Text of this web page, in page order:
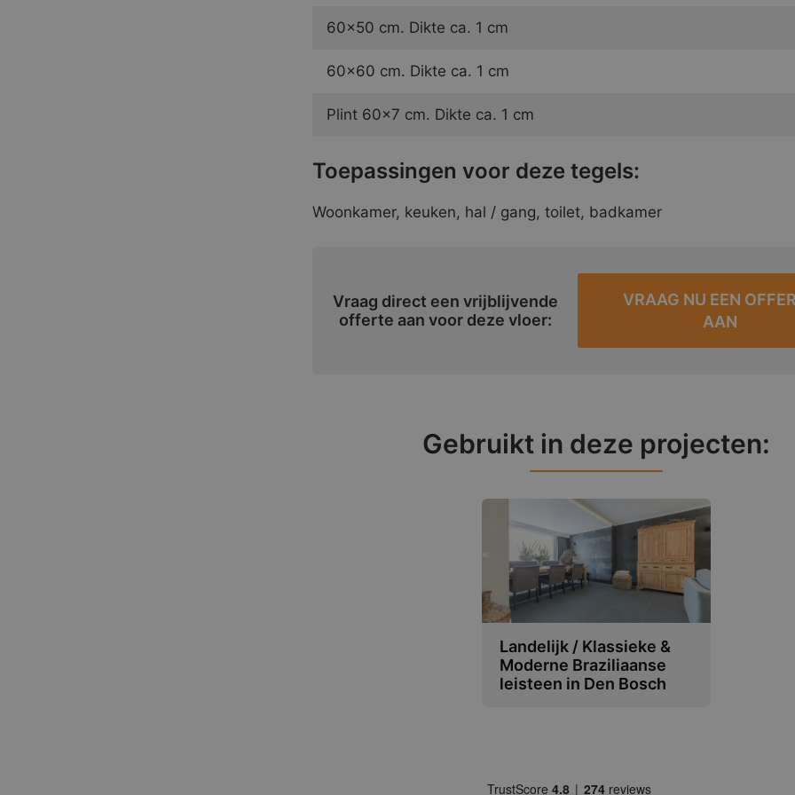
60×50 cm. Dikte ca. 1 cm
60×60 cm. Dikte ca. 1 cm
Plint 60×7 cm. Dikte ca. 1 cm
Toepassingen voor deze tegels:
Woonkamer, keuken, hal / gang, toilet, badkamer
Vraag direct een vrijblijvende
offerte aan voor deze vloer:
VRAAG NU EEN
AAN
Gebruikt in deze projecten:
Landelijk / Klassieke &
Moderne Braziliaanse
leisteen in Den Bosch